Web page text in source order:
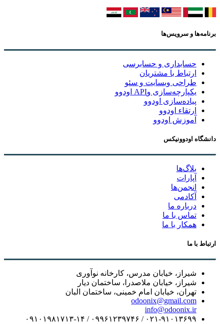
برنامه‌ها و سرویس‌ها
حسابداری و حسابرسی
ارتباط با مشتریان
طراحی وبسایت و سئو
یکپارچه‌سازی وAPI اودوو
پیاده‌سازی اودوو
ارتقاء اودوو
آموزش اودوو
دانشگاه اودوونیکس
بلاگ‌ها
آپارات
انجمن‌ها
آکادمی
درباره ما
تماس با ما
همکار با ما
ارتباط با ما
شیراز، خیابان مدرس، کارخانه نوآوری
شیراز، خیابان ملاصدرا، ساختمان دیار
تهران، خیابان امام خمینی، ساختمان البان
odoonix@gmail.com
info@odoonix.ir
۰۲۱-۹۱۰۱۳۶۹۹ / ۰۹۹۶۱۲۳۹۷۴۶ / ۰۹۱۰۱۹۸۱۷۱۳-۱۴